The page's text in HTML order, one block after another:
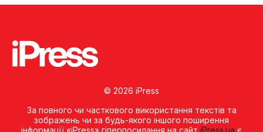
© 2026 iPress
За повного чи часткового використання текстів та
зображень чи за будь-якого іншого поширення
інформації «iPress» гіперпосилання на сайт iPress.ua є